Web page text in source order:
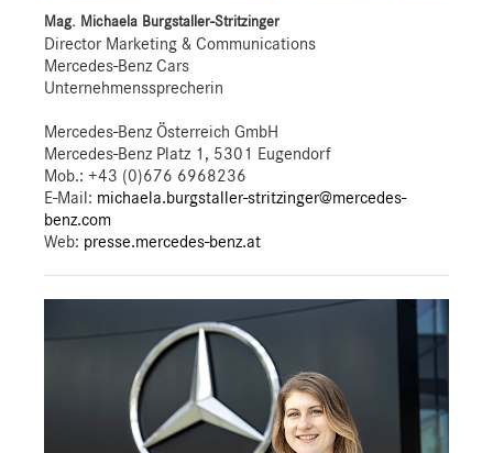
Mag. Michaela Burgstaller-Stritzinger
Director Marketing & Communications
Mercedes-Benz Cars
Unternehmenssprecherin
Mercedes-Benz Österreich GmbH
Mercedes-Benz Platz 1, 5301 Eugendorf
Mob.: +43 (0)676 6968236
E-Mail: michaela.burgstaller-stritzinger@mercedes-
benz.com
Web: presse.mercedes-benz.at